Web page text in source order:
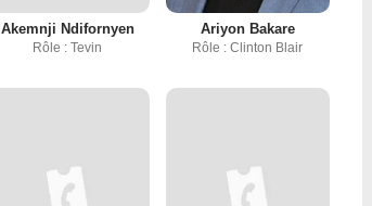
Akemnji Ndifornyen
Rôle : Tevin
Ariyon Bakare
Rôle : Clinton Blair